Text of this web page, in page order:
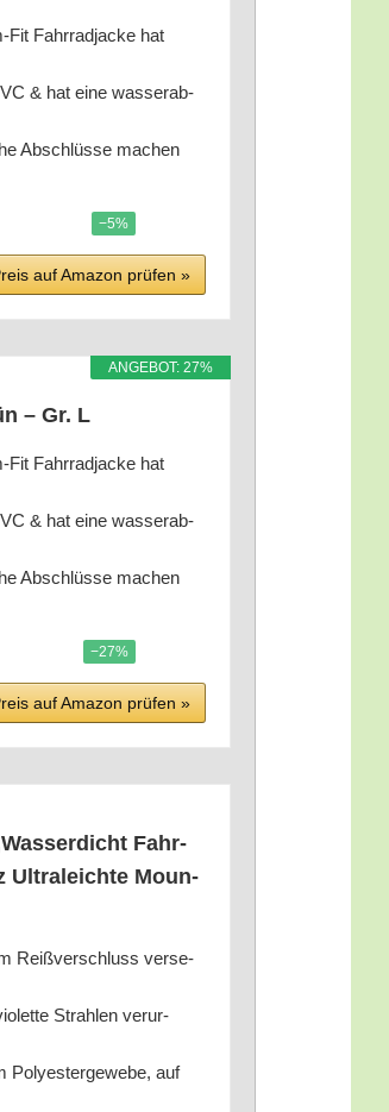
Fit Fahr­rad­ja­cke hat
& hat eine was­ser­ab­
Abschlüs­se machen
−5%
auf Ama­zon prü­fen »
ANGE­BOT: 27%
– Gr. L
Fit Fahr­rad­ja­cke hat
& hat eine was­ser­ab­
Abschlüs­se machen
−27%
auf Ama­zon prü­fen »
Fahr­
Ultra­leich­te Moun­
Reiß­ver­schluss ver­se­
Strah­len ver­ur­
Poly­es­ter­ge­we­be, auf